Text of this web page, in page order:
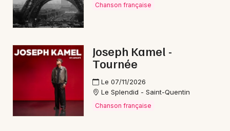
Magazine à Saint-QuentinChanson française
Joseph Kamel -
Tournée
Le 07/11/2026
Le Splendid - Saint-Quentin
Chanson française